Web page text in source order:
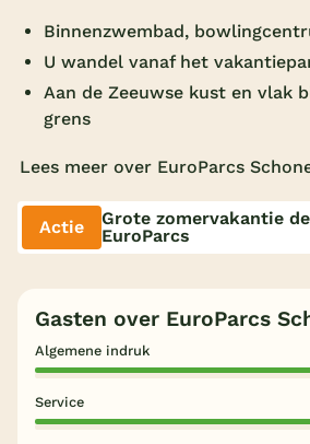
Indoor
Alle
Bestemmingen
Nederland
Duitsland
Binnenzwembad,
U wandel vanaf het
Aan de Zeeuwse kust en vlak
grens
Lees meer over EuroParcs
Actie
Grote zomervakantie
EuroParcs
Gasten over EuroParcs
Algemene indruk
Service